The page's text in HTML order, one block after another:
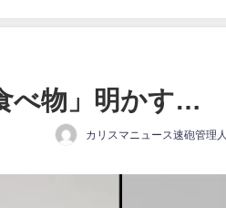
べ物」明かす…
カリスマニュース速砲管理人